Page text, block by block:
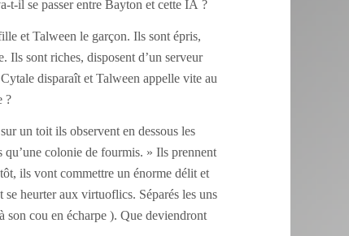
t-il se passer entre Bayton et cette IA ?
et Talween le garçon. Ils sont épris,
Ils sont riches, disposent d’un serveur
disparaît et Talween appelle vite au
?
un toit ils observent en dessous les
qu’une colonie de fourmis. » Ils prennent
ils vont commettre un énorme délit et
heurter aux virtuoflics. Séparés les uns
son cou en écharpe ). Que deviendront